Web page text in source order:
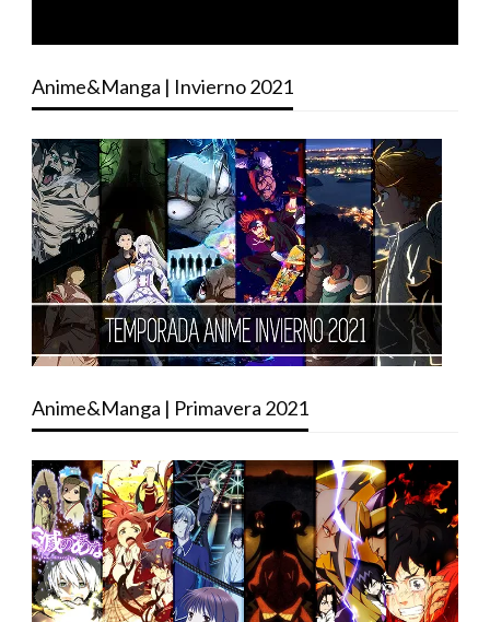
Anime&Manga | Invierno 2021
Anime&Manga | Primavera 2021